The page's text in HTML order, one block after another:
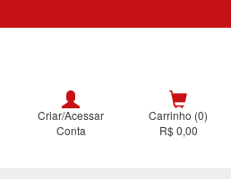
Criar/Acessar
Conta
Carrinho (0)
R$ 0,00